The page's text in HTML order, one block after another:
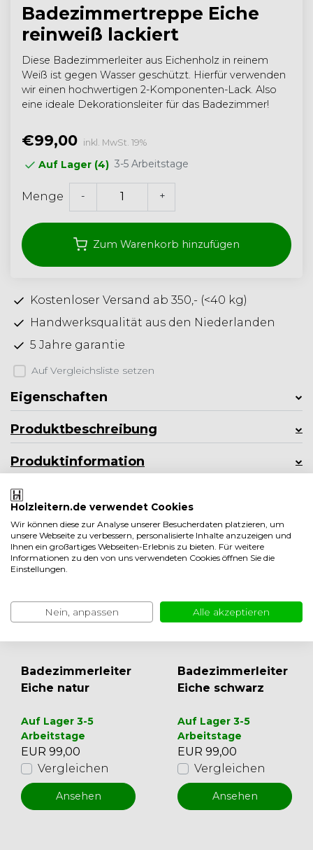
Badezimmertreppe Eiche
reinweiß lackiert
Diese Badezimmerleiter aus Eichenholz in reinem
Weiß ist gegen Wasser geschützt. Hierfür verwenden
wir einen hochwertigen 2-Komponenten-Lack. Also
eine ideale Dekorationsleiter für das Badezimmer!
€99,00 inkl. MwSt. 19%
Auf Lager (4) 3-5 Arbeitstage
Menge - +
Zum Warenkorb hinzufügen
Kostenloser Versand ab 350,- (<40 kg)
Handwerksqualität aus den Niederlanden
5 Jahre garantie
Auf Vergleichsliste setzen
Eigenschaften
Produktbeschreibung
Produktinformation
Weniger anzeigen
Verwandte produkte
Badezimmerleiter
Eiche natur
Auf Lager 3-5
Arbeitstage
EUR 99,00
Vergleichen
Ansehen
Badezimmerleiter
Eiche schwarz
Auf Lager 3-5
Arbeitstage
EUR 99,00
Vergleichen
Ansehen
Holzleitern.de verwendet Cookies
Wir können diese zur Analyse unserer Besucherdaten platzieren, um
unsere Webseite zu verbessern, personalisierte Inhalte anzuzeigen und
Ihnen ein großartiges Webseiten-Erlebnis zu bieten. Für weitere
Informationen zu den von uns verwendeten Cookies öffnen Sie die
Einstellungen.
Nein, anpassen Alle akzeptieren